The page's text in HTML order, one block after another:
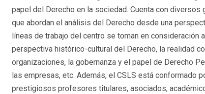
papel del Derecho en la sociedad. Cuenta con diversos
que abordan el análisis del Derecho desde una
líneas de trabajo del centro se toman en consideración
perspectiva histórico-cultural del Derecho, la realidad
organizaciones, la gobernanza y el papel de Derecho
las empresas, etc. Además, el CSLS está conformado
prestigiosos profesores titulares, asociados,